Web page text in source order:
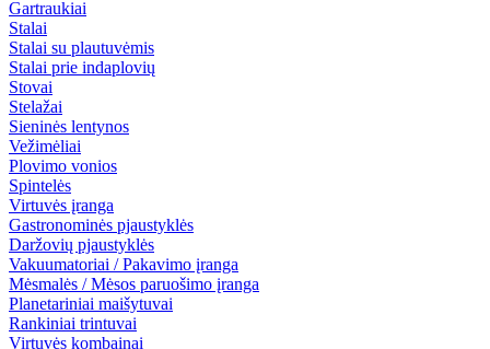
Gartraukiai
Stalai
Stalai su plautuvėmis
Stalai prie indaplovių
Stovai
Stelažai
Sieninės lentynos
Vežimėliai
Plovimo vonios
Spintelės
Virtuvės įranga
Gastronominės pjaustyklės
Daržovių pjaustyklės
Vakuumatoriai / Pakavimo įranga
Mėsmalės / Mėsos paruošimo įranga
Planetariniai maišytuvai
Rankiniai trintuvai
Virtuvės kombainai